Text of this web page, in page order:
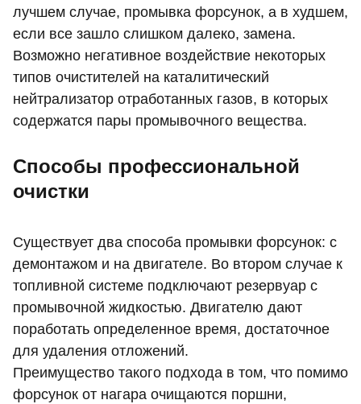
лучшем случае, промывка форсунок, а в худшем,
если все зашло слишком далеко, замена.
Возможно негативное воздействие некоторых
типов очистителей на каталитический
нейтрализатор отработанных газов, в которых
содержатся пары промывочного вещества.
Способы профессиональной
очистки
Существует два способа промывки форсунок: с
демонтажом и на двигателе. Во втором случае к
топливной системе подключают резервуар с
промывочной жидкостью. Двигателю дают
поработать определенное время, достаточное
для удаления отложений.
Преимущество такого подхода в том, что помимо
форсунок от нагара очищаются поршни,